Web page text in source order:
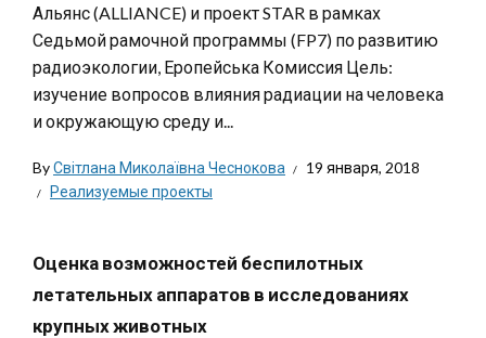
Альянс (ALLIANCE) и проект STAR в рамках
Седьмой рамочной программы (FP7) по развитию
радиоэкологии, Еропейська Комиссия Цель:
изучение вопросов влияния радиации на человека
и окружающую среду и...
ByСвітлана Миколаївна Чеснокова
19 января, 2018
Реализуемые проекты
Оценка возможностей беспилотных
летательных аппаратов в исследованиях
крупных животных